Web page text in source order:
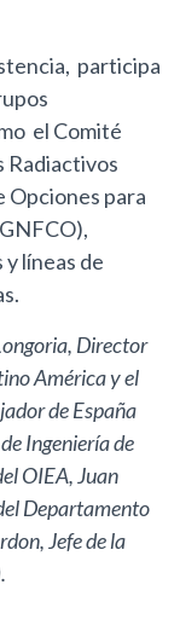
participa
el Comité
Radiactivos
Opciones para
líneas de
Director
América y el
de España
Ingeniería de
OIEA, Juan
Departamento
Jefe de la